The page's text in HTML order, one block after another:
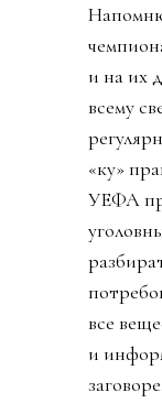
и на их
всему
«ку»
УЕФА
все
и
заговоре.